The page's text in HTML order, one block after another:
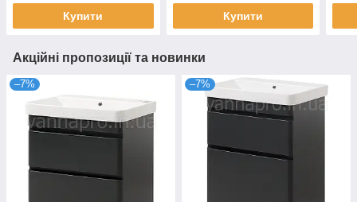
Купити Купити
Акційні пропозиції та новинки
–7% –7%